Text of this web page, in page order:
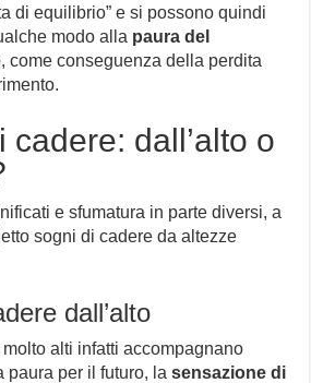
di equilibrio” e si possono quindi
modo alla paura del
, come conseguenza della perdita
cadere: dall’alto o
e sfumatura in parte diversi, a
sogni di cadere da altezze
dall’alto
alti infatti accompagnano
paura per il futuro, lasensazione di